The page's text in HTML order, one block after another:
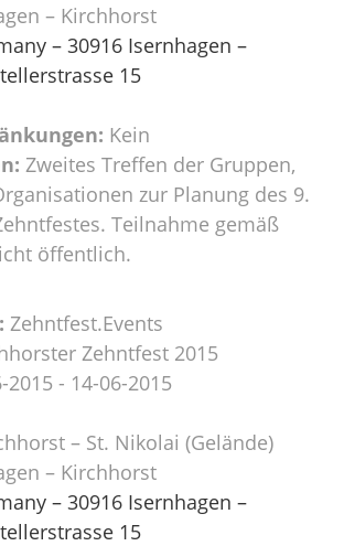
– Kirchhorst
– 30916 Isernhagen –
15
Kein
Zweites Treffen der Gruppen,
zur Planung des 9.
Teilnahme gemäß
öffentlich.
Zehntfest.Events
Zehntfest 2015
2015 - 14-06-2015
– St. Nikolai (Gelände)
– Kirchhorst
– 30916 Isernhagen –
15